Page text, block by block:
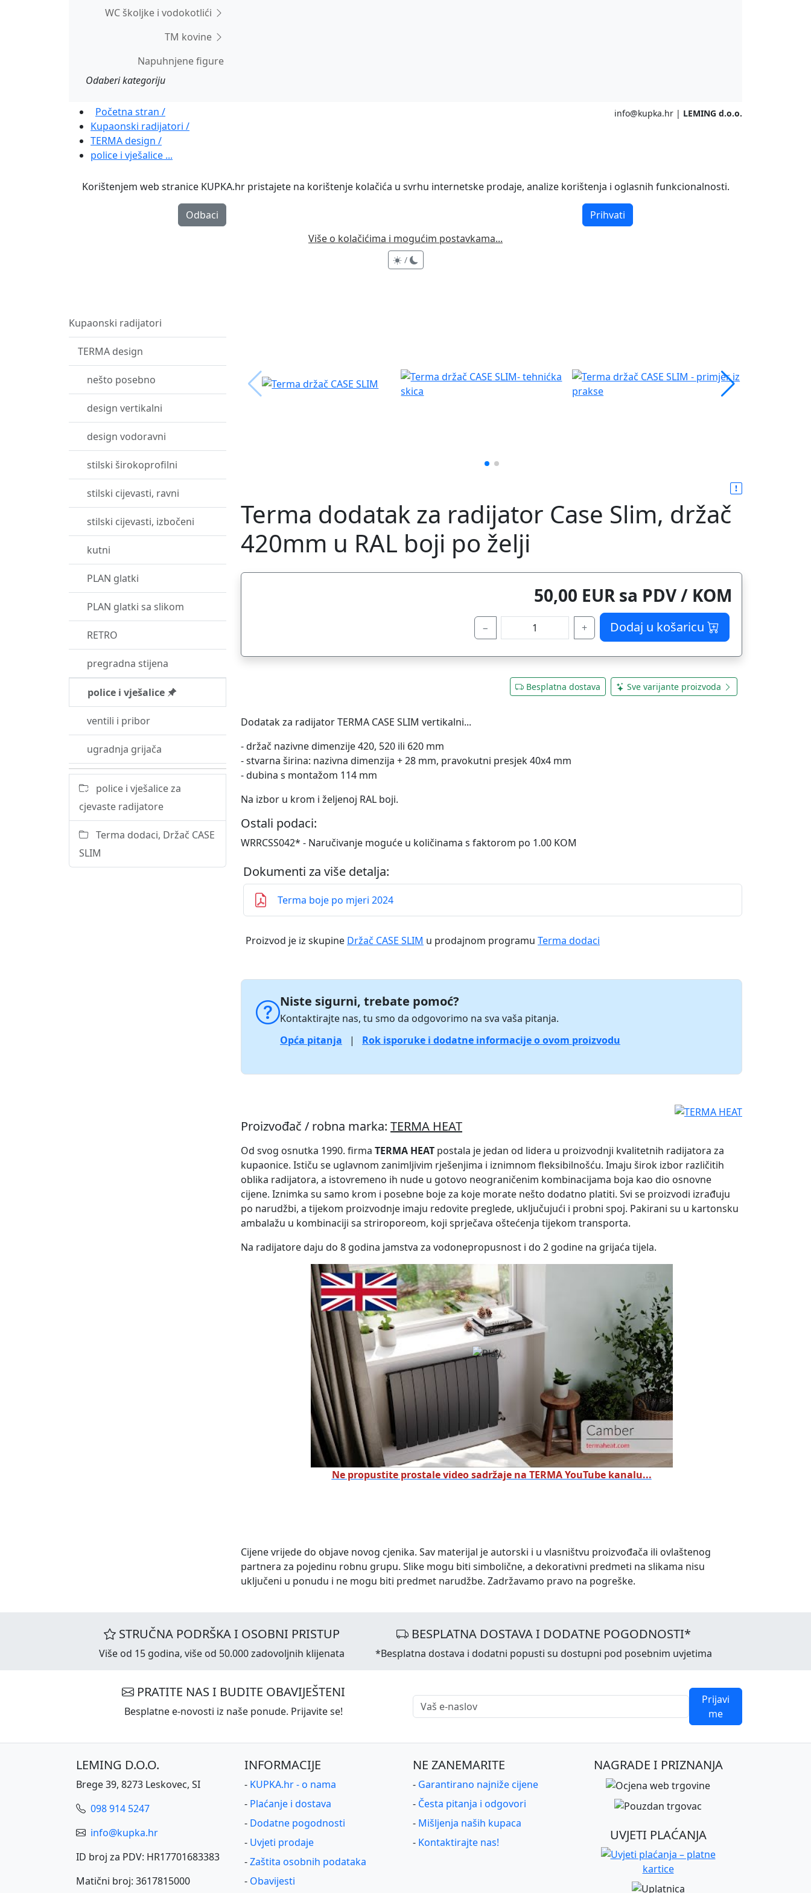
WC školjke i vodokotlići
TM kovine
Napuhnjene figure
Odaberi kategoriju
Početna stran /
Kupaonski radijatori /
TERMA design /
police i vješalice ...
info@kupka.hr | LEMING d.o.o.
Korištenjem web stranice KUPKA.hr pristajete na korištenje kolačića u svrhu internetske prodaje, analize korištenja i oglasnih funkcionalnosti.
Odbaci
Prihvati
Više o kolačićima i mogućim postavkama...
/
Kupaonski radijatori
TERMA design
nešto posebno
design vertikalni
design vodoravni
stilski širokoprofilni
stilski cijevasti, ravni
stilski cijevasti, izbočeni
kutni
PLAN glatki
PLAN glatki sa slikom
RETRO
pregradna stijena
police i vješalice
ventili i pribor
ugradnja grijača
police i vješalice za
cjevaste radijatore
Terma dodaci, Držač CASE
SLIM
Terma dodatak za radijator Case Slim, držač
420mm u RAL boji po želji
50,00 EUR sa PDV / KOM
− + Dodaj u košaricu
Besplatna dostava Sve varijante proizvoda
Dodatak za radijator TERMA CASE SLIM vertikalni...
- držač nazivne dimenzije 420, 520 ili 620 mm
- stvarna širina: nazivna dimenzija + 28 mm, pravokutni presjek 40x4 mm
- dubina s montažom 114 mm
Na izbor u krom i željenoj RAL boji.
Ostali podaci:
WRRCSS042* - Naručivanje moguće u količinama s faktorom po 1.00 KOM
Dokumenti za više detalja:
Terma boje po mjeri 2024
Proizvod je iz skupine Držač CASE SLIM u prodajnom programu Terma dodaci
Niste sigurni, trebate pomoć?
Kontaktirajte nas, tu smo da odgovorimo na sva vaša pitanja.
Opća pitanja
| Rok isporuke i dodatne informacije o ovom proizvodu
Proizvođač / robna marka: TERMA HEAT
Od svog osnutka 1990. firma TERMA HEAT postala je jedan od lidera u proizvodnji kvalitetnih radijatora za
kupaonice. Ističu se uglavnom zanimljivim rješenjima i iznimnom fleksibilnošću. Imaju širok izbor različitih
oblika radijatora, a istovremeno ih nude u gotovo neograničenim kombinacijama boja kao dio osnovne
cijene. Iznimka su samo krom i posebne boje za koje morate nešto dodatno platiti. Svi se proizvodi izrađuju
po narudžbi, a tijekom proizvodnje imaju redovite preglede, uključujući i probni spoj. Pakirani su u kartonsku
ambalažu u kombinaciji sa striroporeom, koji sprječava oštećenja tijekom transporta.
Na radijatore daju do 8 godina jamstva za vodonepropusnost i do 2 godine na grijaća tijela.
Ne propustite prostale video sadržaje na TERMA YouTube kanalu...
Cijene vrijede do objave novog cjenika. Sav materijal je autorski i u vlasništvu proizvođača ili ovlaštenog
partnera za pojedinu robnu grupu. Slike mogu biti simbolične, a dekorativni predmeti na slikama nisu
uključeni u ponudu i ne mogu biti predmet narudžbe. Zadržavamo pravo na pogreške.
STRUČNA PODRŠKA I OSOBNI PRISTUP
Više od 15 godina, više od 50.000 zadovoljnih klijenata
BESPLATNA DOSTAVA I DODATNE POGODNOSTI*
*Besplatna dostava i dodatni popusti su dostupni pod posebnim uvjetima
PRATITE NAS I BUDITE OBAVIJEŠTENI
Besplatne e-novosti iz naše ponude. Prijavite se!
Prijavi
me
LEMING D.O.O.
Brege 39, 8273 Leskovec, SI
098 914 5247
info@kupka.hr
ID broj za PDV: HR17701683383
Matični broj: 3617815000
INFORMACIJE
- KUPKA.hr - o nama
- Plaćanje i dostava
- Dodatne pogodnosti
- Uvjeti prodaje
-Zaštita osobnih podataka
- Obavijesti
NE ZANEMARITE
- Garantirano najniže cijene
- Česta pitanja i odgovori
- Mišljenja naših kupaca
- Kontaktirajte nas!
NAGRADE I PRIZNANJA
UVJETI PLAĆANJA